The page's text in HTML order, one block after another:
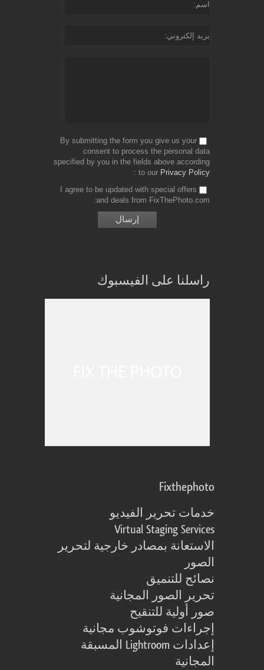
اسم
بريد إلكتروني
By submitting the form you give us your
consent to process the personal data
specified by you in the fields above according
to our Privacy Policy
I agree to be updated with special offers
and deals from FixThePhoto.com
راسلنا على الفيسبوك
Fixthephoto
خدمات تحرير الفيديو
Virtual Staging Services
الاستعانة بمصادر خارجية لتحرير
الصور
نصائح للتنميق
تحرير الصور المجانية
صور أولية للتنقيح
إجراءات فوتوشوب مجانية
إعدادات Lightroom المسبقة
المجانية